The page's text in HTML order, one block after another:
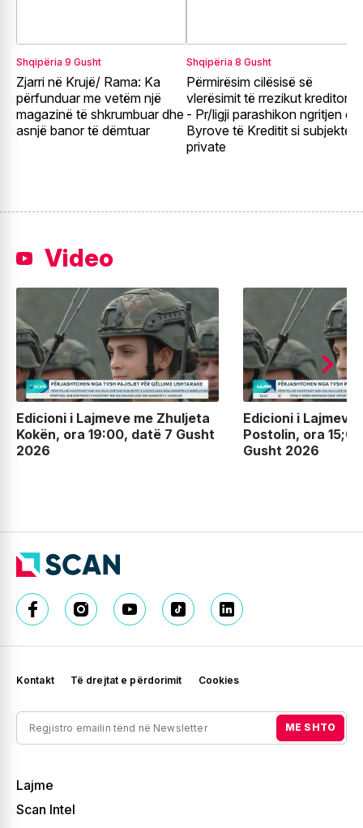
Shqipëria 9 Gusht
Zjarri në Krujë/ Rama: Ka
përfunduar me vetëm një
magazinë të shkrumbuar dhe
asnjë banor të dëmtuar
Shqipëria 8 Gusht
Përmirësim cilësisë së
vlerësimit të rrezikut kreditor
- Pr/ligji parashikon ngritjen e
Byrove të Kreditit si subjekte
private
Video
Edicioni i Lajmeve me Zhuljeta
Kokën, ora 19:00, datë 7 Gusht
2026
Edicioni i Lajmeve
Postolin, ora
Gusht 2026
Lajme
Scan Intel
Kontakt Të drejtat e përdorimit Cookies
ME SHTO